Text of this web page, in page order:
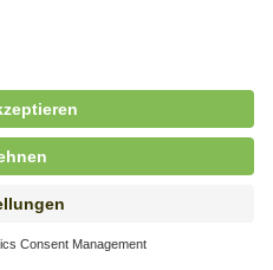
w/d)
Teilzeit (25 Std./Wo.), SOS-